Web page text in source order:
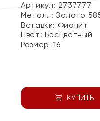
Артикул: 2737777
Металл:Золото
Вставки: Фианит
Цвет: Бесцветный
Размер:16
КУПИТЬ